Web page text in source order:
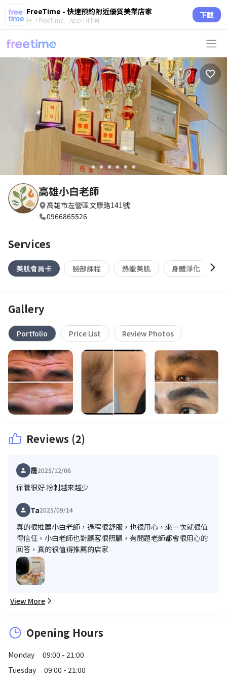
FreeTime - 快速預約附近優質美業店家
在「FreeTime」App中打開 下載
circle circle circle circle circle circle
高雄小白老師
高雄市左營區文康路141號
0966865526
Services
美肌會員卡 臉部課程 熱蠟美肌 身體淨化
Gallery
Portfolio Price List Review Photos
Reviews (2)
晟2025/12/06
保養很好 粉刺越來越少
Ta2025/09/14
真的很推薦小白老師，過程很舒服，也很用心，來一次就很值
得信任，小白老師也對顧客很照顧，有問題老師都會很用心的
回答，真的很值得推薦的店家
View More
Opening Hours
Monday
09:00 - 21:00
Tuesday
09:00 - 21:00